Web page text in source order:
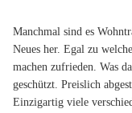
Manchmal sind es
Neues her. Egal zu
machen zufrieden. Was
geschützt. Preislich
Einzigartig viele